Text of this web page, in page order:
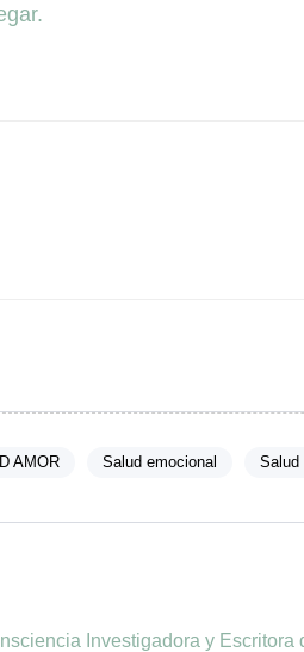
AMOR Salud emocional Salud
Investigadora y Escritora